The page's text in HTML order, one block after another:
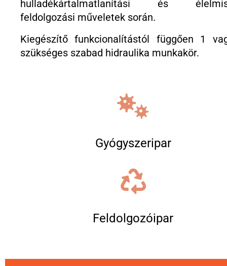
hulladékártalmatlanítási és
feldolgozási műveletek során.
Kiegészítő funkcionalítástól függően 1
szükséges szabad hidraulika munkakör.
Gyógyszeripar
Feldolgozóipar